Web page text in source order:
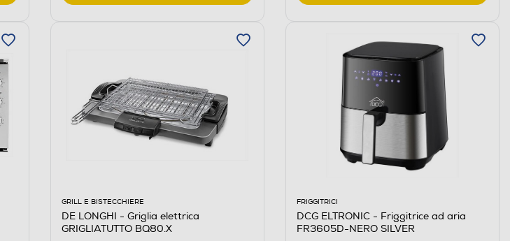
GRILL E BISTECCHIERE
DE LONGHI - Griglia elettrica
GRIGLIATUTTO BQ80.X
FRIGGITRICI
DCG ELTRONIC - Friggitrice ad aria
FR3605D-NERO SILVER